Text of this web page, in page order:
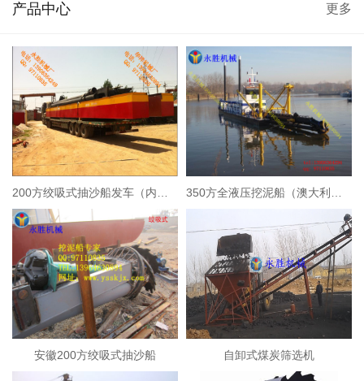
产品中心 更多
安徽200方绞吸式抽沙船 自卸式煤炭筛选机